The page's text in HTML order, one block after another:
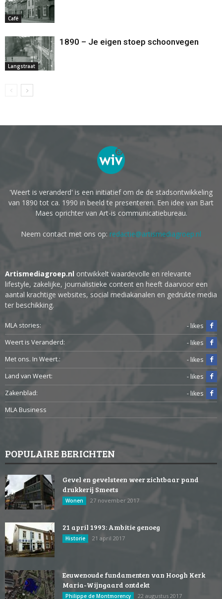
Café
Langstraat
1890 – Je eigen stoep schoonvegen
'Weert is veranderd' is een initiatief om de de stadsontwikkeling
van 1890 tot ca. 1990 in beeld te presenteren. Een idee van Bart
Maes oprichter van Art-is communicatiebureau.
Neem contact met ons op: redactie@artismediagroep.nl
Artismediagroep.nl ontwikkelt waardevolle en relevante
lifestyle, zakelijke, journalistieke content en heeft daarvoor een
aantal krachtige websites, social mediakanalen en gedrukte media
ter beschikking.
MLA stories:
- likes
Weert is Veranderd:
- likes
Met ons. In Weert.:
- likes
Land van Weert:
- likes
Zakenblad:
- likes
MLA Business
POPULAIRE BERICHTEN
Gevel en gevelsteen weer zichtbaar pand
drukkerij Smeets
Wonen 27 november 2017
21 april 1993: Ambitie genoeg
Historie 21 april 2017
Eeuwenoude fundamenten van Hoogh Kerk
Maria-Wijngaard ontdekt
Philippe de Montmorency 22 augustus 2017